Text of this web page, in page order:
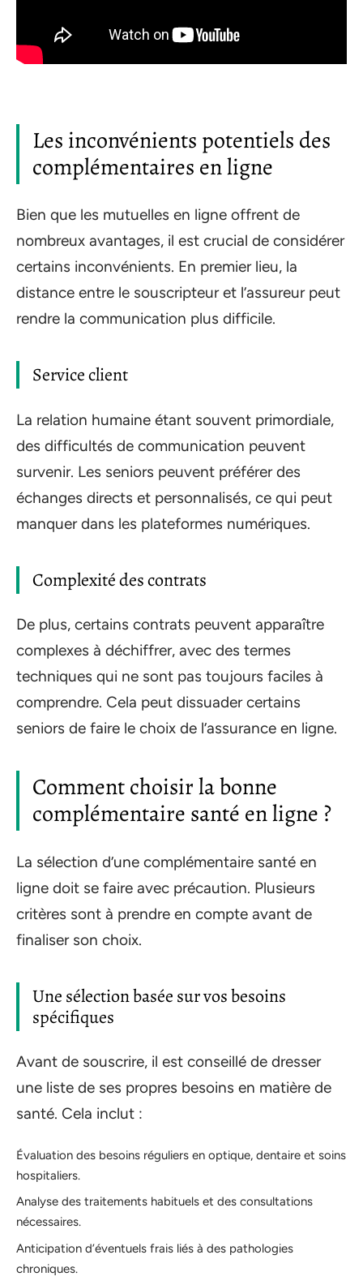
Les inconvénients potentiels des
complémentaires en ligne
Bien que les mutuelles en ligne offrent de
nombreux avantages, il est crucial de considérer
certains inconvénients. En premier lieu, la
distance entre le souscripteur et l’assureur peut
rendre la communication plus difficile.
Service client
La relation humaine étant souvent primordiale,
des difficultés de communication peuvent
survenir. Les seniors peuvent préférer des
échanges directs et personnalisés, ce qui peut
manquer dans les plateformes numériques.
Complexité des contrats
De plus, certains contrats peuvent apparaître
complexes à déchiffrer, avec des termes
techniques qui ne sont pas toujours faciles à
comprendre. Cela peut dissuader certains
seniors de faire le choix de l’assurance en ligne.
Comment choisir la bonne
complémentaire santé en ligne ?
La sélection d’une complémentaire santé en
ligne doit se faire avec précaution. Plusieurs
critères sont à prendre en compte avant de
finaliser son choix.
Une sélection basée sur vos besoins
spécifiques
Avant de souscrire, il est conseillé de dresser
une liste de ses propres besoins en matière de
santé. Cela inclut :
Évaluation des besoins réguliers en optique, dentaire et soins
hospitaliers.
Analyse des traitements habituels et des consultations
nécessaires.
Anticipation d’éventuels frais liés à des pathologies
chroniques.